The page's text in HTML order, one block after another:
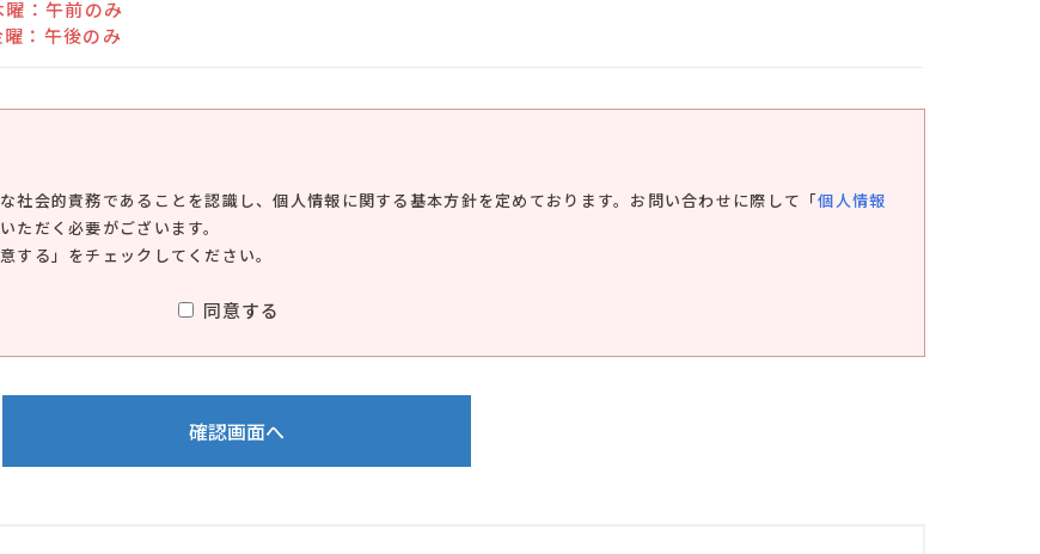
：午前のみ
：午後のみ
社会的責務であることを認識し、個人情報に関する基本方針を定めております。お問い合わせに際して「個人情報
ただく必要がございます。
する」をチェックしてください。
同意する